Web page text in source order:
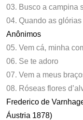
03. Busco a campina
04. Quando as
Anônimos
05. Vem cá, minha
06. Se te adoro
07. Vem a meus
08. Róseas flores
Frederico de
Áustria 1878)